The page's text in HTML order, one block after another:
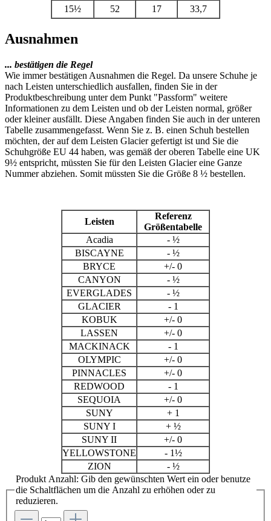
15½
52 17 33,7
Ausnahmen
... bestätigen die Regel
Wie immer bestätigen Ausnahmen die Regel. Da unsere Schuhe je
nach Leisten unterschiedlich ausfallen, finden Sie in der
Produktbeschreibung unter dem Punkt "Passform" weitere
Informationen zu dem Leisten und ob der Leisten normal, größer
oder kleiner ausfällt. Diese Angaben finden Sie auch in der unteren
Tabelle zusammengefasst. Wenn Sie z. B. einen Schuh bestellen
möchten, der auf dem Leisten Glacier gefertigt ist und Sie die
Schuhgröße EU 44 haben, was gemäß der oberen Tabelle eine UK
9½ entspricht, müssten Sie für den Leisten Glacier eine Ganze
Nummer abziehen. Somit müssten Sie die Größe 8 ½ bestellen.
Leisten
Referenz
Größentabelle
Acadia
- ½
BISCAYNE
- ½
BRYCE
+/- 0
CANYON
- ½
EVERGLADES
- ½
GLACIER
- 1
KOBUK
+/- 0
LASSEN
+/- 0
MACKINACK
- 1
OLYMPIC
+/- 0
PINNACLES
+/- 0
REDWOOD
- 1
SEQUOIA
+/- 0
SUNY
+ 1
SUNY I
+ ½
SUNY II
+/- 0
YELLOWSTONE
- 1½
ZION
- ½
Produkt Anzahl: Gib den gewünschten Wert ein oder benutze
die Schaltflächen um die Anzahl zu erhöhen oder zu
reduzieren.